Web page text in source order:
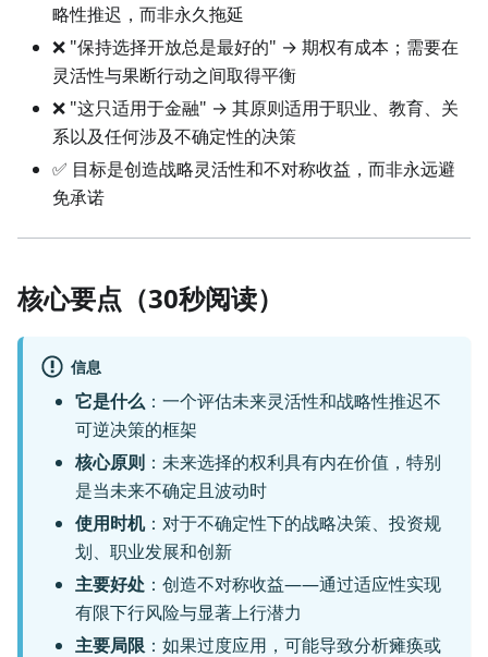
略性推迟，而非永久拖延
❌ "保持选择开放总是最好的" → 期权有成本；需要在
灵活性与果断行动之间取得平衡
❌ "这只适用于金融" → 其原则适用于职业、教育、关
系以及任何涉及不确定性的决策
✅ 目标是创造战略灵活性和不对称收益，而非永远避
免承诺
核心要点（30秒阅读）
信息
它是什么 ：一个评估未来灵活性和战略性推迟不
可逆决策的框架
核心原则 ：未来选择的权利具有内在价值，特别
是当未来不确定且波动时
使用时机：对于不确定性下的战略决策、投资规
划、职业发展和创新
主要好处 ：创造不对称收益——通过适应性实现
有限下行风险与显著上行潜力
主要局限 ：如果过度应用，可能导致分析瘫痪或